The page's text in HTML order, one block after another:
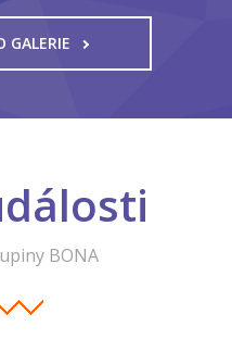
GALERIE
BONA